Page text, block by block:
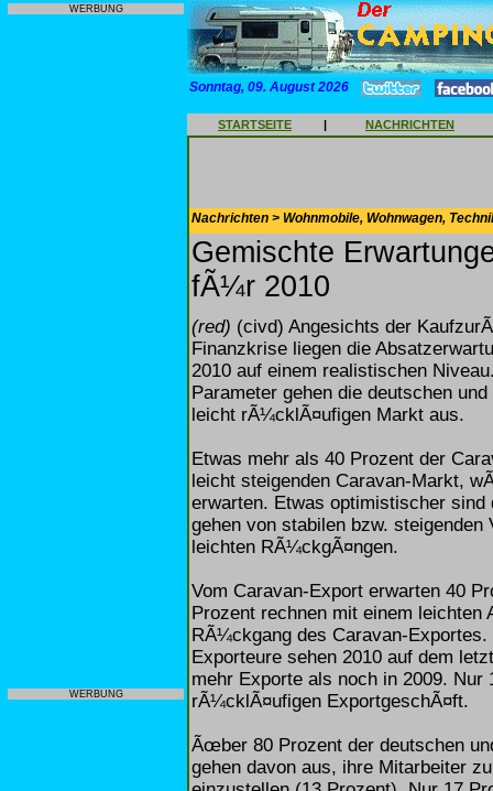
WERBUNG
WERBUNG
Sonntag, 09. August 2026
STARTSEITE | NACHRICHTEN
Nachrichten > Wohnmobile, Wohnwagen,
Gemischte
fÃ¼r 2010
(red) (civd) Angesichts der
Finanzkrise liegen die
2010 auf einem realistischen
Parameter gehen die deutschen
leicht rÃ¼cklÃ¤ufigen Markt aus.
Etwas mehr als 40 Prozent der
leicht steigenden Caravan-Markt,
erwarten. Etwas optimistischer sind
gehen von stabilen bzw.
leichten RÃ¼ckgÃ¤ngen.
Vom Caravan-Export erwarten 40
Prozent rechnen mit einem leichten
RÃ¼ckgang des Caravan-
Exporteure sehen 2010 auf dem
mehr Exporte als noch in 2009.
rÃ¼cklÃ¤ufigen ExportgeschÃ¤ft.
Ãœber 80 Prozent der deutschen
gehen davon aus, ihre Mitarbeiter